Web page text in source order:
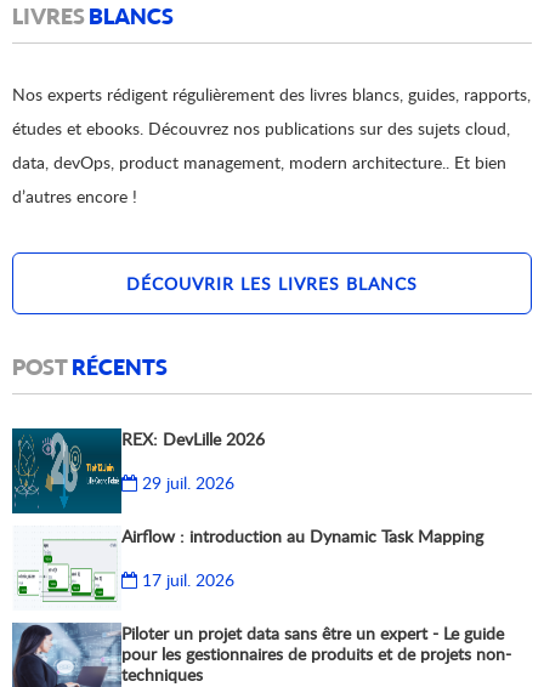
LIVRESBLANCS
Nos experts rédigent régulièrement des livres blancs, guides, rapports,
études et ebooks. Découvrez nos publications sur des sujets cloud,
data, devOps, product management, modern architecture.. Et bien
d’autres encore !
DÉCOUVRIR LES LIVRES BLANCS
POSTRÉCENTS
REX: DevLille 2026
29 juil. 2026
Airflow : introduction au Dynamic Task Mapping
17 juil. 2026
Piloter un projet data sans être un expert - Le guide
pour les gestionnaires de produits et de projets non-
techniques